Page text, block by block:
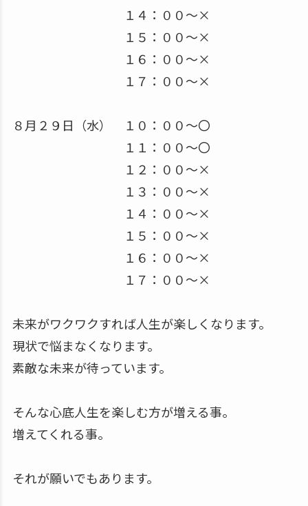
１４：００～×
１５：００～×
１６：００～×
１７：００～×
８月２９日（水） １０：００～〇
１１：００～〇
１２：００～×
１３：００～×
１４：００～×
１５：００～×
１６：００～×
１７：００～×
未来がワクワクすれば人生が楽しくなります。
現状で悩まなくなります。
素敵な未来が待っています。
そんな心底人生を楽しむ方が増える事。
増えてくれる事。
それが願いでもあります。